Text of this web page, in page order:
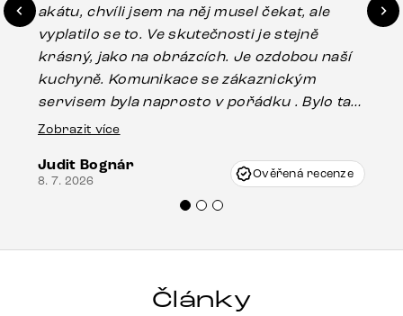
akátu, chvíli jsem na něj musel čekat, ale
vyplatilo se to. Ve skutečnosti je stejně
krásný, jako na obrázcích. Je ozdobou naší
kuchyně. Komunikace se zákaznickým
servisem byla naprosto v pořádku . Bylo tam
drobné poškození u nohy stolu, které mohlo
Vincze mi velmi korektně vyšli vstříc.
Doporučuji produkty Delife všem.“
Zobrazit více
Judit Bognár
8. 7. 2026 Ověřená recenze
Články